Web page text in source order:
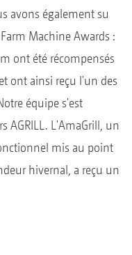
avons également su
Machine Awards :
ont été récompensés
ont ainsi reçu l'un des
équipe s'est
AGRILL. L'AmaGrill, un
mis au point
hivernal, a reçu un